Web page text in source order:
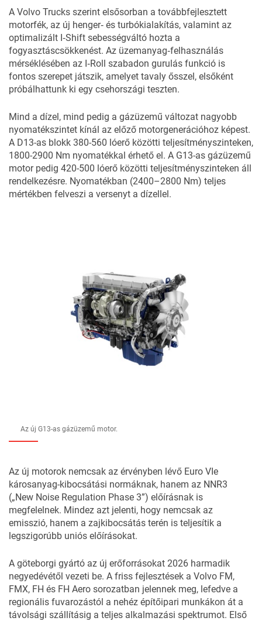
A Volvo Trucks szerint elsősorban a továbbfejlesztett
motorfék, az új henger‑ és turbókialakítás, valamint az
optimalizált I‑Shift sebességváltó hozta a
fogyasztáscsökkenést. Az üzemanyag‑felhasználás
mérséklésében az I‑Roll szabadon gurulás funkció is
fontos szerepet játszik, amelyet tavaly ősszel, elsőként
próbálhattunk ki egy csehországi teszten.
Mind a dízel, mind pedig a gázüzemű változat nagyobb
nyomatékszintet kínál az előző motorgenerációhoz képest.
A D13-as blokk 380-560 lóerő közötti teljesítményszinteken,
1800-2900 Nm nyomatékkal érhető el. A G13-as gázüzemű
motor pedig 420-500 lóerő közötti teljesítményszinteken áll
rendelkezésre. Nyomatékban (2400–2800 Nm) teljes
mértékben felveszi a versenyt a dízellel.
Az új G13-as gázüzemű motor.
Az új motorok nemcsak az érvényben lévő Euro VIe
károsanyag-kibocsátási normáknak, hanem az NNR3
(„New Noise Regulation Phase 3”) előírásnak is
megfelelnek. Mindez azt jelenti, hogy nemcsak az
emisszió, hanem a zajkibocsátás terén is teljesítik a
legszigorúbb uniós előírásokat.
A göteborgi gyártó az új erőforrásokat 2026 harmadik
negyedévétől vezeti be. A friss fejlesztések a Volvo FM,
FMX, FH és FH Aero sorozatban jelennek meg, lefedve a
regionális fuvarozástól a nehéz építőipari munkákon át a
távolsági szállításig a teljes alkalmazási spektrumot. Első